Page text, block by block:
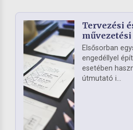
Tervezési
Elsősorban
engedéllyel
esetében
útmutató i...